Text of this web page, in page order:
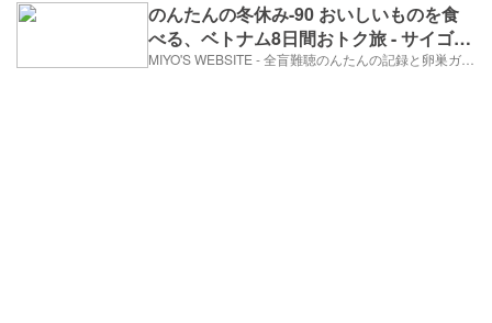
のんたんの冬休み-90 おいしいものを食
べる、ベトナム8日間おトク旅 - サイゴン
オペラハウスで、「AO SHOW」（2017